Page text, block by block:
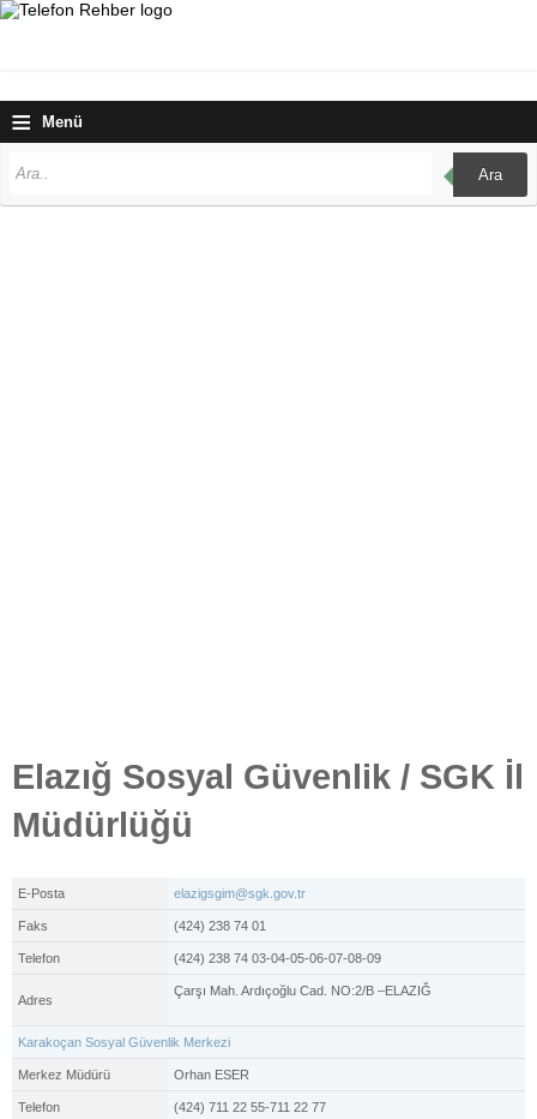
≡ Menü
Ara
Elazığ Sosyal Güvenlik / SGK İl
Müdürlüğü
E-Posta elazigsgim@sgk.gov.tr
Faks (424) 238 74 01
Telefon (424) 238 74 03-04-05-06-07-08-09
Adres
Çarşı Mah. Ardıçoğlu Cad. NO:2/B –ELAZIĞ
Karakoçan Sosyal Güvenlik Merkezi
Merkez Müdürü Orhan ESER
Telefon (424) 711 22 55-711 22 77